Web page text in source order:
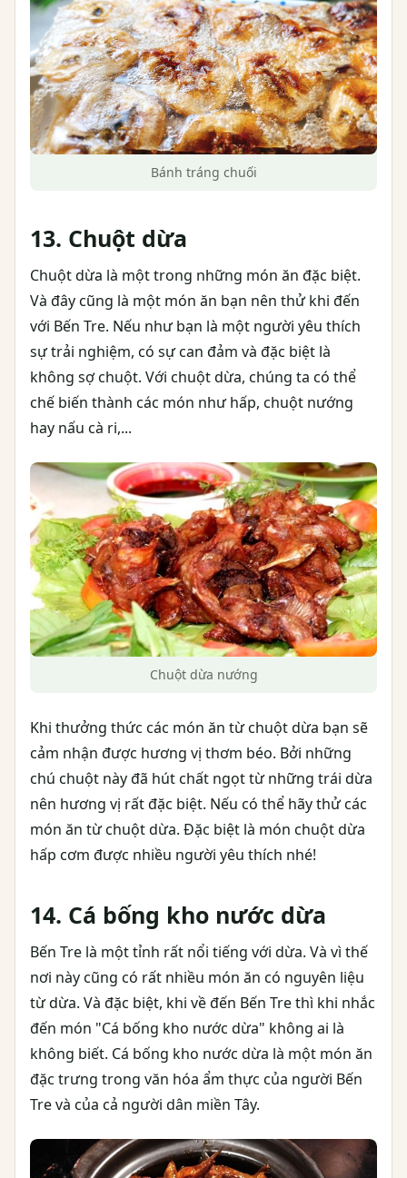
Bánh tráng chuối
13. Chuột dừa
Chuột dừa là một trong những món ăn đặc biệt.
Và đây cũng là một món ăn bạn nên thử khi đến
với Bến Tre. Nếu như bạn là một người yêu thích
sự trải nghiệm, có sự can đảm và đặc biệt là
không sợ chuột. Với chuột dừa, chúng ta có thể
chế biến thành các món như hấp, chuột nướng
hay nấu cà ri,...
Chuột dừa nướng
Khi thưởng thức các món ăn từ chuột dừa bạn sẽ
cảm nhận được hương vị thơm béo. Bởi những
chú chuột này đã hút chất ngọt từ những trái dừa
nên hương vị rất đặc biệt. Nếu có thể hãy thử các
món ăn từ chuột dừa. Đặc biệt là món chuột dừa
hấp cơm được nhiều người yêu thích nhé!
14. Cá bống kho nước dừa
Bến Tre là một tỉnh rất nổi tiếng với dừa. Và vì thế
nơi này cũng có rất nhiều món ăn có nguyên liệu
từ dừa. Và đặc biệt, khi về đến Bến Tre thì khi nhắc
đến món "Cá bống kho nước dừa" không ai là
không biết. Cá bống kho nước dừa là một món ăn
đặc trưng trong văn hóa ẩm thực của người Bến
Tre và của cả người dân miền Tây.